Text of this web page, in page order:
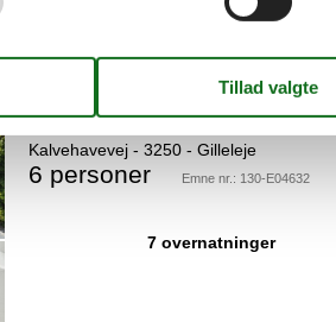
grunden er der 300 m, ad en lille
der er helt omsluttet af hegn, som er
Moderne feriehus nær
Kalvehavevej - 3250 - Gilleleje
6 personer Emne nr.: 130-E04632
7 overnatninger